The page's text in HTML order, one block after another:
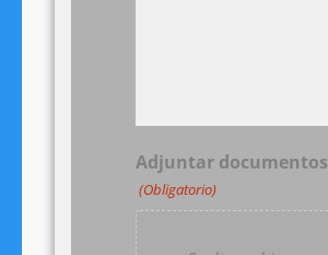
Adjuntar documentos
(Obligatorio)